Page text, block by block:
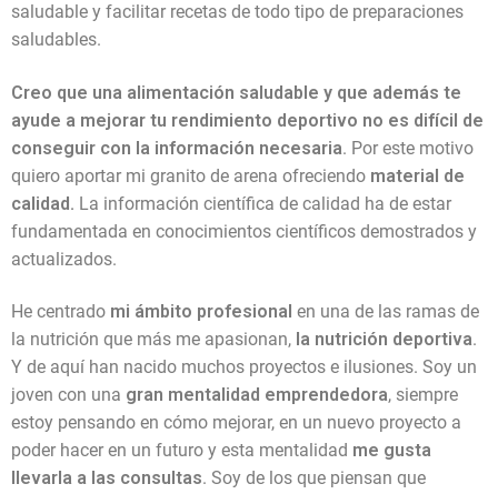
saludable y facilitar recetas de todo tipo de preparaciones
saludables.
Creo que una alimentación saludable y que además te
ayude a mejorar tu rendimiento deportivo no es difícil de
conseguir con la información necesaria. Por este motivo
quiero aportar mi granito de arena ofreciendo material de
calidad. La información científica de calidad ha de estar
fundamentada en conocimientos científicos demostrados y
actualizados.
He centrado mi ámbito profesional en una de las ramas de
la nutrición que más me apasionan, la nutrición deportiva.
Y de aquí han nacido muchos proyectos e ilusiones. Soy un
joven con una gran mentalidad emprendedora, siempre
estoy pensando en cómo mejorar, en un nuevo proyecto a
poder hacer en un futuro y esta mentalidad me gusta
llevarla a las consultas. Soy de los que piensan que